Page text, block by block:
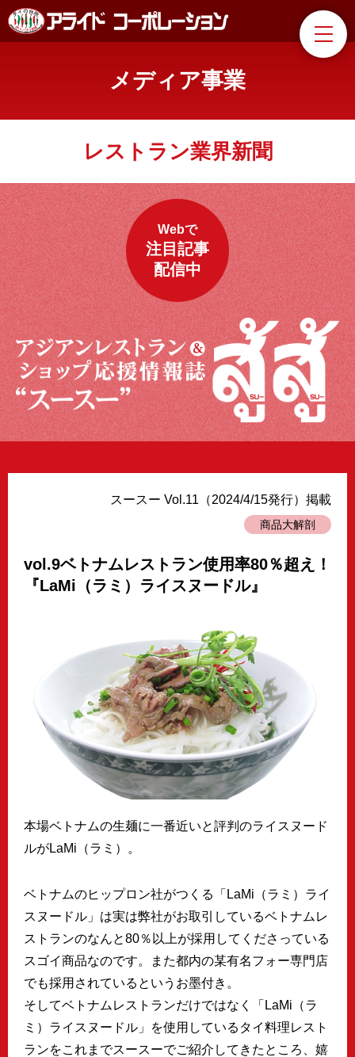
メディア事業
レストラン業界新聞
Webで
注目記事
配信中
スースー Vol.11（2024/4/15発行）掲載
商品大解剖
vol.9ベトナムレストラン使用率80％超え！
『LaMi（ラミ）ライスヌードル』
本場ベトナムの生麺に一番近いと評判のライスヌード
ルがLaMi（ラミ）。
ベトナムのヒップロン社がつくる「LaMi（ラミ）ライ
スヌードル」は実は弊社がお取引しているベトナムレ
ストランのなんと80％以上が採用してくださっている
スゴイ商品なのです。また都内の某有名フォー専門店
でも採用されているというお墨付き。
そしてベトナムレストランだけではなく「LaMi（ラ
ミ）ライスヌードル」を使用しているタイ料理レスト
ランをこれまでスースーでご紹介してきたところ、嬉